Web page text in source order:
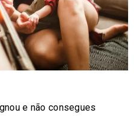
e não consegues